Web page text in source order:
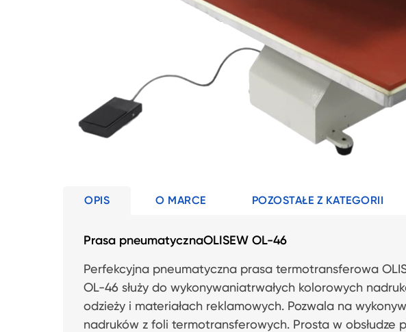
OPIS O MARCE POZOSTAŁE Z KATEGORII
Prasa pneumatycznaOLISEW OL-46
Perfekcyjna pneumatyczna prasa termotransferowa
OL-46 służy do wykonywaniatrwałych kolorowych
odzieży i materiałach reklamowych. Pozwala na
nadruków z foli termotransferowych. Prosta w obsłudze